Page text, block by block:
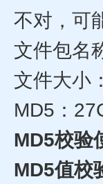
不对，可
文件包名
文件大小
MD5：
MD5校验
MD5值校